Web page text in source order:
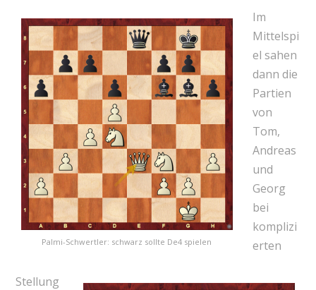
Palmi-Schwertler: schwarz sollte De4 spielen
Im
Mittelspi
el sahen
dann die
Partien
von
Tom,
Andreas
und
Georg
bei
komplizi
erten
Stellung